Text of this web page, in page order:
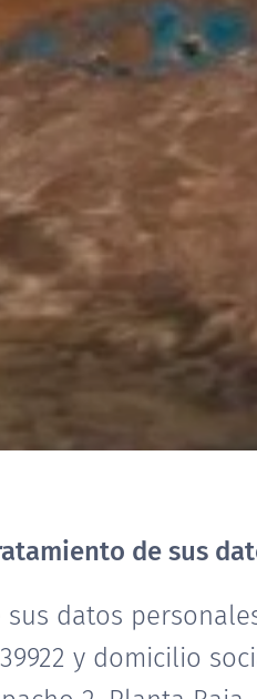
de sus
datos personales
y domicilio